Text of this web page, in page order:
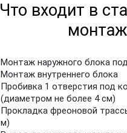
Что входит в
Монтаж наружного блока
Монтаж внутреннего блока
Пробивка 1 отверстия под
(диаметром не более 4 см)
Прокладка фреоновой
м)